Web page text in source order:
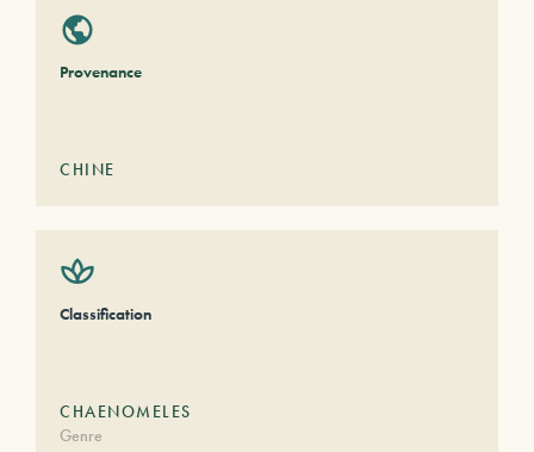
Provenance
CHINE
Classification
CHAENOMELES
Genre